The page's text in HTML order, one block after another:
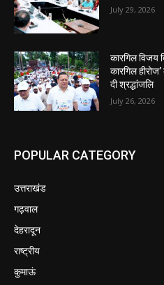
July 29, 2026
कारगिल विजय
कारगिल
दी श्रद्धांजलि
July 26, 2026
POPULAR CATEGORY
उत्तराखंड
गढ़वाल
देहरादून
राष्ट्रीय
कुमाऊं